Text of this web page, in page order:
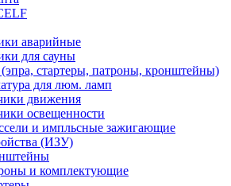
аварийные
для сауны
стартеры, патроны, кронштейны)
для люм. ламп
движения
освещенности
и импльсные зажигающие
(ИЗУ)
и комплектующие